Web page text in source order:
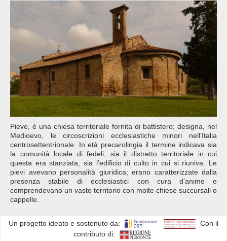
Pieve, è una chiesa territoriale fornita di battistero; designa, nel
Medioevo, le circoscrizioni ecclesiastiche minori nell’Italia
centrosettentrionale. In età precarolingia il termine indicava sia
la comunità locale di fedeli, sia il distretto territoriale in cui
questa era stanziata, sia l’edificio di culto in cui si riuniva. Le
pievi avevano personalità giuridica; erano caratterizzate dalla
presenza stabile di ecclesiastici con cura d’anime e
comprendevano un vasto territorio con molte chiese succursali o
cappelle.
Un progetto ideato e sostenuto da:
Con il
contributo di: